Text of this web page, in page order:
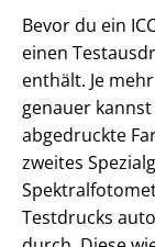
Bevor du ein
einen
enthält. Je
genauer
abgedruckte
zweites
Testdrucks